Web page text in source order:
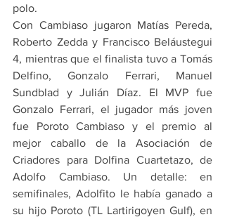
polo.
Con Cambiaso jugaron Matías Pereda,
Roberto Zedda y Francisco Beláustegui
4, mientras que el finalista tuvo a Tomás
Delfino, Gonzalo Ferrari, Manuel
Sundblad y Julián Díaz. El MVP fue
Gonzalo Ferrari, el jugador más joven
fue Poroto Cambiaso y el premio al
mejor caballo de la Asociación de
Criadores para Dolfina Cuartetazo, de
Adolfo Cambiaso. Un detalle: en
semifinales, Adolfito le había ganado a
su hijo Poroto (TL Lartirigoyen Gulf), en